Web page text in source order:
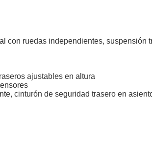
ruedas independientes, suspensión
ajustables en altura
cinturón de seguridad trasero en